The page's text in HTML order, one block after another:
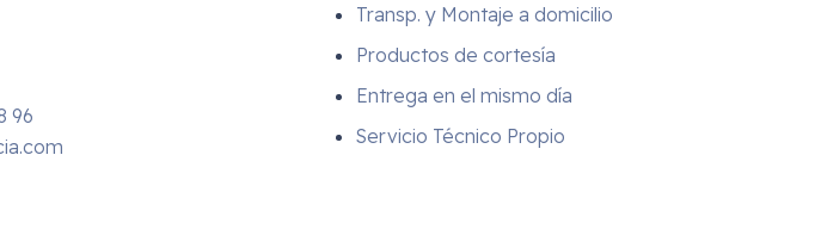
96
Transp. y Montaje a domicilio
Productos de cortesía
Entrega en el mismo día
Servicio Técnico Propio